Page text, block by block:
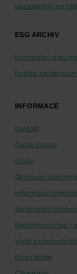
poradenství na
ESG ARCHIV
Informační
Politika
INFORMACE
Kontakt
Časté dotazy
O nás
Obchodní
Informační
Zpracování
Reklamační řád –
Výpis z
Etický kodex